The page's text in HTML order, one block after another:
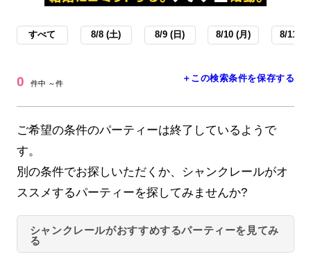
すべて 8/8 (土) 8/9 (日) 8/10 (月) 8/11 (
0 件中 ～件 ＋この検索条件を保存する
ご希望の条件のパーティーは終了しているようで
す。
別の条件でお探しいただくか、シャンクレールがオ
ススメするパーティーを探してみませんか?
シャンクレールがおすすめするパーティーを見てみ
る